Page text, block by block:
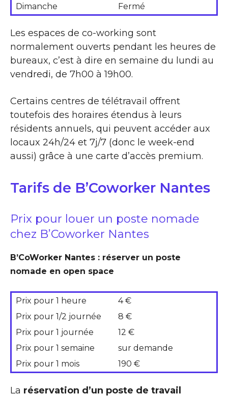
Dimanche
Fermé
Les espaces de co-working sont
normalement ouverts pendant les heures de
bureaux, c’est à dire en semaine du lundi au
vendredi, de 7h00 à 19h00.
Certains centres de télétravail offrent
toutefois des horaires étendus à leurs
résidents annuels, qui peuvent accéder aux
locaux 24h/24 et 7j/7 (donc le week-end
aussi) grâce à une carte d’accès premium.
Tarifs de B’Coworker Nantes
Prix pour louer un poste nomade
chez B’Coworker Nantes
B’CoWorker Nantes : réserver un poste
nomade en open space
Prix pour 1 heure
4 €
Prix pour 1/2 journée
8 €
Prix pour 1 journée
12 €
Prix pour 1 semaine
sur demande
Prix pour 1 mois
190 €
La réservation d’un poste de travail